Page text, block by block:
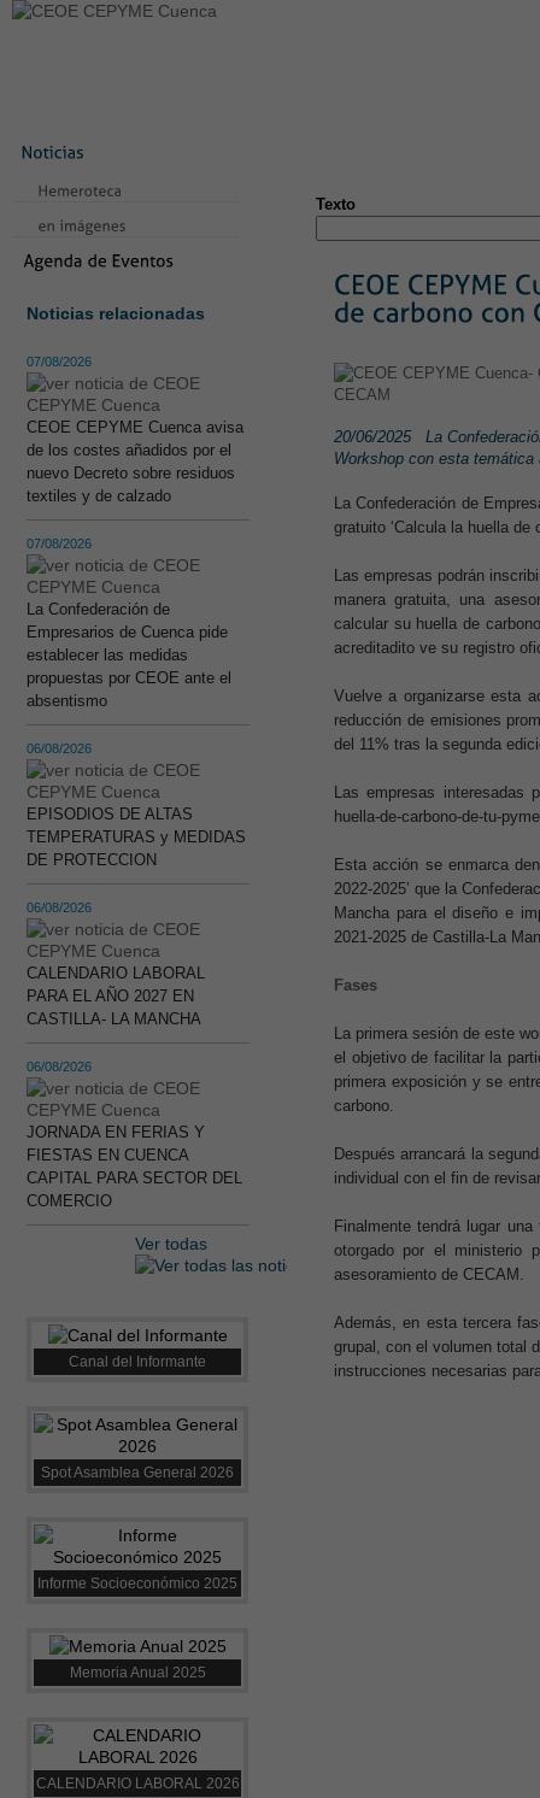
Noticias relacionadas
07/08/2026
CEOE CEPYME Cuenca avisa
de los costes añadidos por el
nuevo Decreto sobre residuos
textiles y de calzado
07/08/2026
La Confederación de
Empresarios de Cuenca pide
establecer las medidas
propuestas por CEOE ante el
absentismo
06/08/2026
EPISODIOS DE ALTAS
TEMPERATURAS y MEDIDAS
DE PROTECCION
06/08/2026
CALENDARIO LABORAL
PARA EL AÑO 2027 EN
CASTILLA- LA MANCHA
06/08/2026
JORNADA EN FERIAS Y
FIESTAS EN CUENCA
CAPITAL PARA SECTOR DEL
COMERCIO
Ver todas
Canal del Informante
Spot Asamblea General 2026
Informe Socioeconómico 2025
Memoria Anual 2025
CALENDARIO LABORAL 2026
Texto
20/06/2025
La
Workshop con esta
La Confederación de
gratuito ‘Calcula la huella de
Las empresas podrán
manera gratuita, una
calcular su huella de
acreditadito ve su registro
Vuelve a organizarse esta
reducción de emisiones
del 11% tras la segunda
Las empresas interesadas
huella-de-carbono-de-tu-
Esta acción se enmarca
2022-2025’ que la
Mancha para el diseño e
2021-2025 de Castilla-La
Fases
La primera sesión de este
el objetivo de facilitar la
primera exposición y se
carbono.
Después arrancará la
individual con el fin de
Finalmente tendrá lugar
otorgado por el ministerio
asesoramiento de CECAM.
Además, en esta tercera
grupal, con el volumen total
instrucciones necesarias